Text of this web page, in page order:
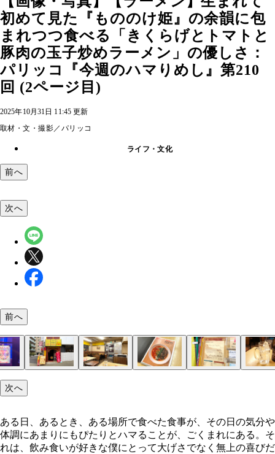
初めて見た『もののけ姫』の余韻に包
まれつつ食べる「きくらげとトマトと
豚肉の玉子炒めラーメン」の優しさ：
パリッコ『今週のハマりめし』第210
回 (2ページ目)
2025年10月31日 11:45 更新
取材・文・撮影／パリッコ
ライフ・文化
前へ
次へ
前へ
次へ
ある日、あるとき、ある場所で食べた食事が、その日の気分や
体調にあまりにもぴたりとハマることが、ごくまれにある。そ
れは、飲み食いが好きな僕にとって大げさでなく無上の喜びだ